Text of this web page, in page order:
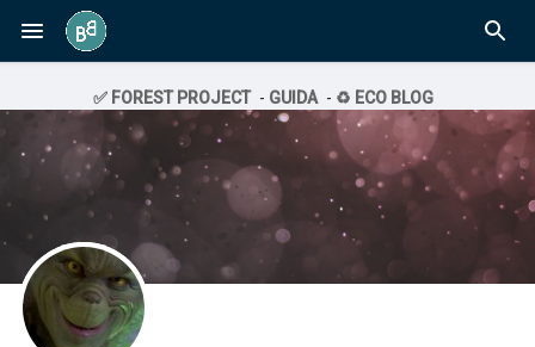
✅ FOREST PROJECT - GUIDA - ♻️ ECO BLOG